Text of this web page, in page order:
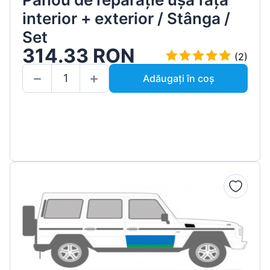
interior + exterior / Stânga /
Set
314.33 RON
(2)
Adăugați în coș